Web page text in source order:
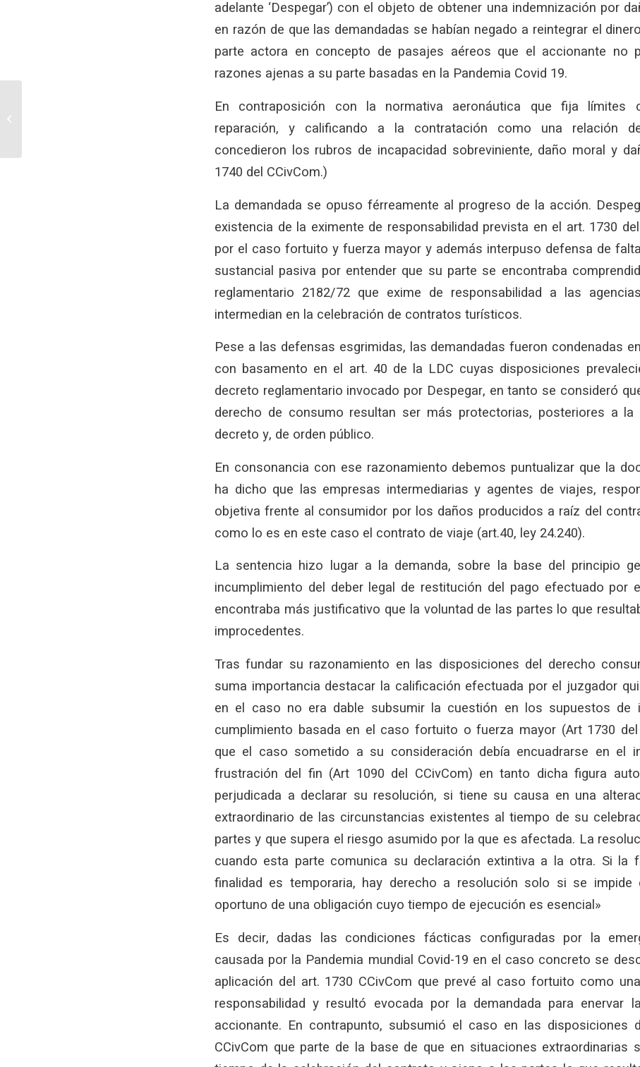
adelante ‘Despegar’) con el objeto de obtener una indemnización por
en razón de que las demandadas se habían negado a reintegrar el
parte actora en concepto de pasajes aéreos que el accionante no
razones ajenas a su parte basadas en la Pandemia Covid 19.
En contraposición con la normativa aeronáutica que fija límites
reparación, y calificando a la contratación como una relación
concedieron los rubros de incapacidad sobreviniente, daño moral y
1740 del CCivCom.)
La demandada se opuso férreamente al progreso de la acción.
existencia de la eximente de responsabilidad prevista en el art. 1730
por el caso fortuito y fuerza mayor y además interpuso defensa de
sustancial pasiva por entender que su parte se encontraba
reglamentario 2182/72 que exime de responsabilidad a las
intermedian en la celebración de contratos turísticos.
Pese a las defensas esgrimidas, las demandadas fueron condenadas
con basamento en el art. 40 de la LDC cuyas disposiciones
decreto reglamentario invocado por Despegar, en tanto se consideró
derecho de consumo resultan ser más protectorias, posteriores a
decreto y, de orden público.
En consonancia con ese razonamiento debemos puntualizar que la
ha dicho que las empresas intermediarias y agentes de viajes,
objetiva frente al consumidor por los daños producidos a raíz del
como lo es en este caso el contrato de viaje (art.40, ley 24.240).
La sentencia hizo lugar a la demanda, sobre la base del principio
incumplimiento del deber legal de restitución del pago efectuado por
encontraba más justificativo que la voluntad de las partes lo que
improcedentes.
Tras fundar su razonamiento en las disposiciones del derecho
suma importancia destacar la calificación efectuada por el juzgador
en el caso no era dable subsumir la cuestión en los supuestos de
cumplimiento basada en el caso fortuito o fuerza mayor (Art 1730 del
que el caso sometido a su consideración debía encuadrarse en el
frustración del fin (Art 1090 del CCivCom) en tanto dicha figura
perjudicada a declarar su resolución, si tiene su causa en una
extraordinario de las circunstancias existentes al tiempo de su
partes y que supera el riesgo asumido por la que es afectada. La
cuando esta parte comunica su declaración extintiva a la otra. Si la
finalidad es temporaria, hay derecho a resolución solo si se impide
oportuno de una obligación cuyo tiempo de ejecución es esencial»
Es decir, dadas las condiciones fácticas configuradas por la
causada por la Pandemia mundial Covid-19 en el caso concreto se
aplicación del art. 1730 CCivCom que prevé al caso fortuito como
responsabilidad y resultó evocada por la demandada para enervar
accionante. En contrapunto, subsumió el caso en las disposiciones
CCivCom que parte de la base de que en situaciones extraordinarias